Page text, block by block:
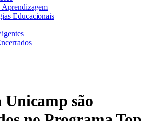
Aprendizagem
Educacionais
Unicamp são